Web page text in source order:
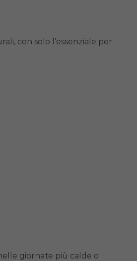
con solo l’essenziale per
giornate più calde o